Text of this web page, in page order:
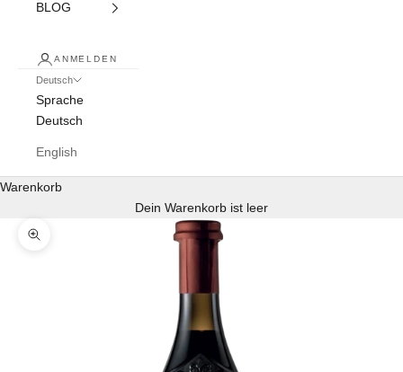
BLOG
ANMELDEN
Deutsch
Sprache
Deutsch
English
Warenkorb
Dein Warenkorb ist leer
Bild vergrößern